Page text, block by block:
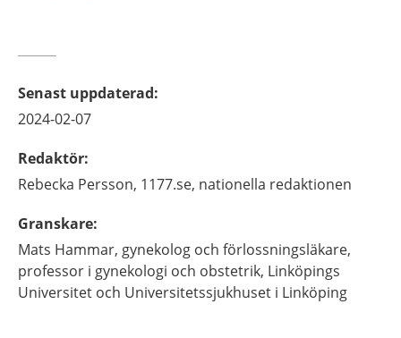
Senast uppdaterad:
2024-02-07
Redaktör:
Rebecka Persson, 1177.se, nationella redaktionen
Granskare:
Mats Hammar, gynekolog och förlossningsläkare,
professor i gynekologi och obstetrik, Linköpings
Universitet och Universitetssjukhuset i Linköping